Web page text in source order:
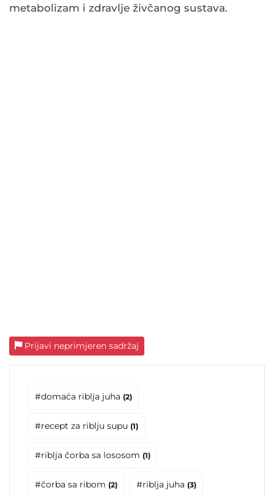
metabolizam i zdravlje živčanog sustava.
Prijavi neprimjeren sadržaj
#domaća riblja juha (2)
#recept za riblju supu (1)
#riblja čorba sa lososom (1)
#čorba sa ribom (2) #riblja juha (3)